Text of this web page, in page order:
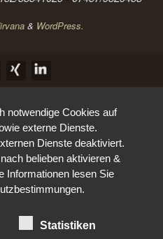
& WordPress.
notwendige Cookies auf
externe Dienste.
Dienste deaktiviert.
belieben aktivieren &
Informationen lesen Sie
Statistiken